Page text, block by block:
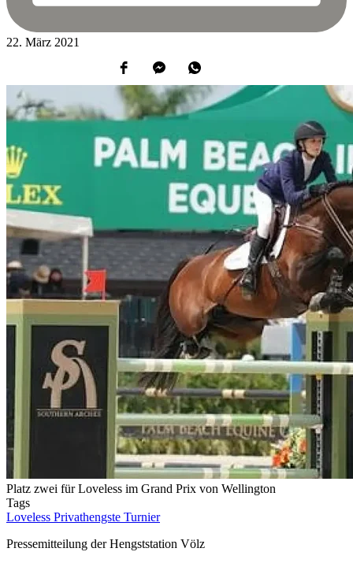
22. März 2021
Platz zwei für Loveless im Grand Prix von Wellington
Tags
Loveless Privathengste Turnier
Pressemitteilung der Hengststation Völz